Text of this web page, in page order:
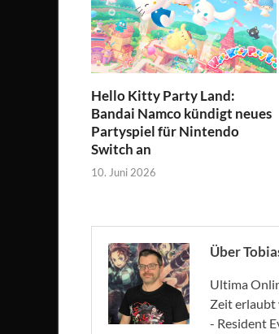
Hello Kitty Party Land:
Bandai Namco kündigt neues
Partyspiel für Nintendo
Switch an
10. Juni 2026
Über
Ultima
Zeit erlaubt
- Resident